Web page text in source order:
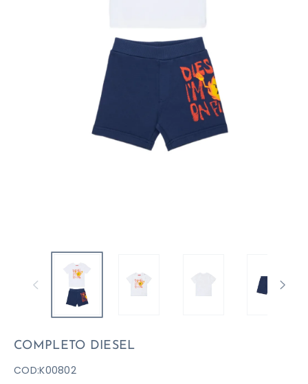
COMPLETO DIESEL
COD:K00802